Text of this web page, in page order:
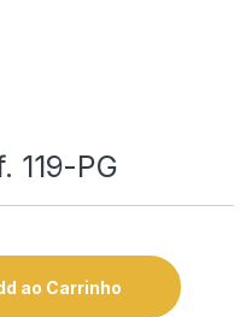
119-PG
ao Carrinho